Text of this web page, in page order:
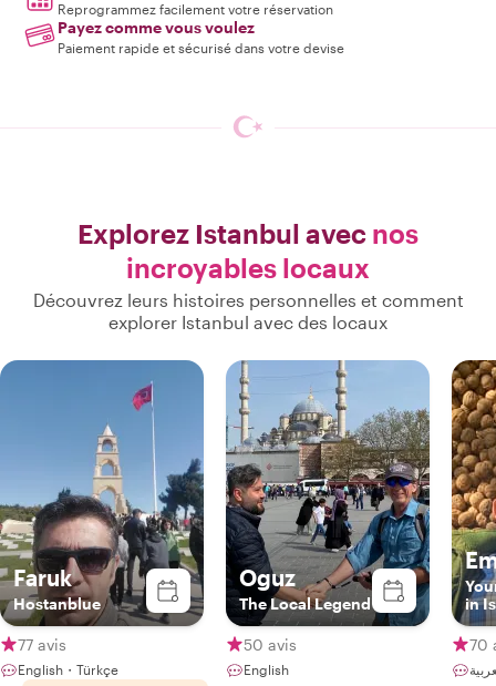
Reprogrammez facilement votre réservation
Payez comme vous voulez
Paiement rapide et sécurisé dans votre devise
Explorez Istanbul avec nos
incroyables locaux
Découvrez leurs histoires personnelles et comment
explorer Istanbul avec des locaux
Faruk
Hostanblue
77 avis
English・Türkçe
Oguz
The Local Legend
50 avis
English
in
70